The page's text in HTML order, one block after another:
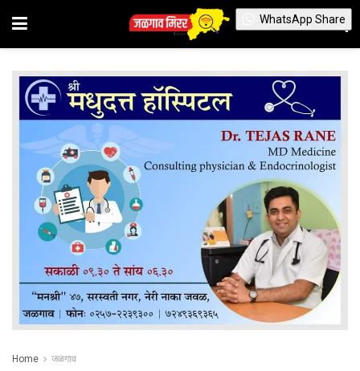
Home जळगाव
WhatsApp Share